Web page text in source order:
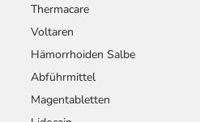
Thermacare
Voltaren
Hämorrhoiden Salbe
Abführmittel
Magentabletten